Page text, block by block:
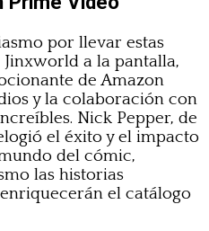
por llevar estas
a la pantalla,
de Amazon
y la colaboración con
Nick Pepper, de
el éxito y el impacto
del cómic,
las historias
el catálogo